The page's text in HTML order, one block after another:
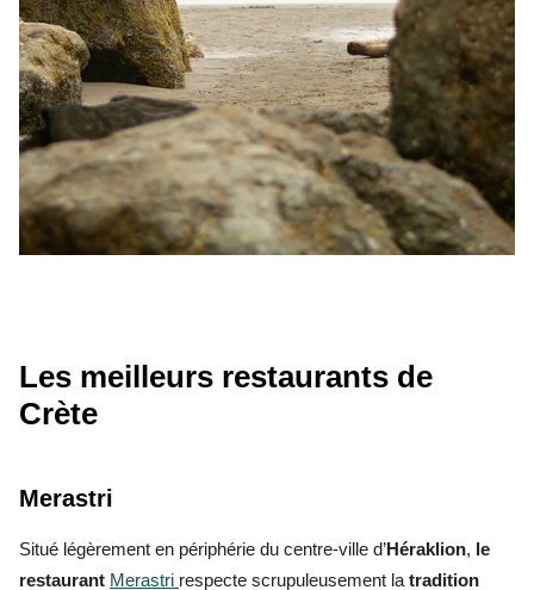
Les meilleurs restaurants de
Crète
Merastri
Situé légèrement en périphérie du centre-ville d’Héraklion, le
restaurant Merastri respecte scrupuleusement la tradition